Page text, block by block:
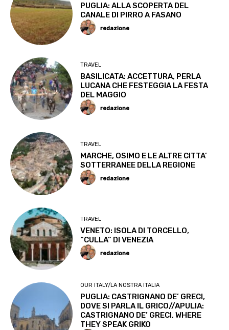
PUGLIA: ALLA SCOPERTA DEL
CANALE DI PIRRO A FASANO
redazione
TRAVEL
BASILICATA: ACCETTURA, PERLA
LUCANA CHE FESTEGGIA LA FESTA
DEL MAGGIO
redazione
TRAVEL
MARCHE, OSIMO E LE ALTRE CITTA’
SOTTERRANEE DELLA REGIONE
redazione
TRAVEL
VENETO: ISOLA DI TORCELLO,
“CULLA” DI VENEZIA
redazione
OUR ITALY/LA NOSTRA ITALIA
PUGLIA: CASTRIGNANO DE’ GRECI,
DOVE SI PARLA IL GRICO//APULIA:
CASTRIGNANO DE’ GRECI, WHERE
THEY SPEAK GRIKO